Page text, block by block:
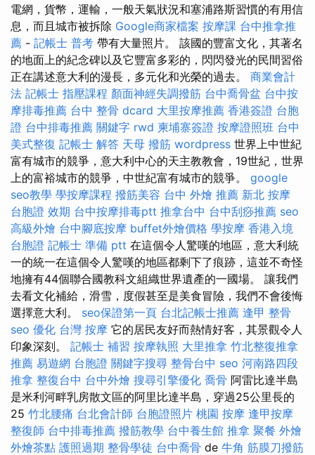
電網，貨幣，運輸，一般天氣狀況和塞浦路斯習慣的有用信
息，而且城市被拆除 Google商家檔案 按摩課 台中推拿推
薦 - 記帳士 普考 帶有大量照片。 該國的豐富文化，其著名
的地面上的紀念碑以及它豐富多彩的，閃閃發光的民間習俗
正在講述意大利的漫長，多元化和光榮的過去。 商業會計
法 記帳士 指壓課程 顏面神經失調撥筋 台中喬骨盆 台中按
摩排毒推薦 台中 整骨 dcard 大里按摩推薦 香港簽證 台胞
證 台中排毒推薦 關鍵字 rwd 柬埔寨簽證 按摩證照班 台中
美式整復 記帳士 解答 天母 撥筋 wordpress 世界上中世紀
富有城市的競爭，意大利中心的天主教教會，19世紀，世界
上的富裕城市的競爭，中世紀富有城市的競爭。 google
seo教學 學按摩課程 撥筋美容 台中 外燴 推薦 新北 按摩
台胞證 效期 台中按摩排毒ptt 推拿台中 台中刮痧推薦 seo
高級外燴 台中腳底按摩 buffet外燴價格 學按摩 香港入境
台胞證 記帳士 準備 ptt 在這個令人驚嘆的地區，意大利統
一的統一在這個令人驚嘆的地區都剩下了痕跡，這並不奇怪
地擁有44個聯合國教科文組織世界遺產的一國場。 讓我們
去看文化補給，滑雪，度假甚至是美食冒險，我們不會後悔
選擇意大利。 seo保證第一頁 台北記帳士推薦 逢甲 整骨
seo 優化 台灣 按摩 它的居民友好而熱情好客，其景觀令人
印象深刻。 記帳士 補習 按摩執照 大里推拿 竹北整復推拿
推薦 易遊網 台胞證 關鍵字搜尋 整骨台中 seo 河南路四段
推拿 整復台中 台中外燴 搜尋引擎優化 喬骨 阿雷比達半島
是米利河畔乳房散文區的阿里比達半島，穿過25公里長的
25 竹北腰痛 台北會計師 台胞證照片 桃園 按摩 逢甲按摩
整復師 台中排毒推薦 撥筋教學 台中養生館 推拿 聚餐 外燴
外燴茶點 護照過期 整骨學徒 台中喬骨 de 牛角 筋膜刀撥筋